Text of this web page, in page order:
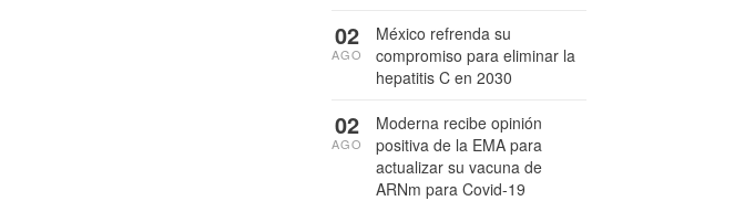
México refrenda su
compromiso para eliminar la
hepatitis C en 2030
02
AGO
Moderna recibe opinión
positiva de la EMA para
actualizar su vacuna de
ARNm para Covid-19
02
AGO